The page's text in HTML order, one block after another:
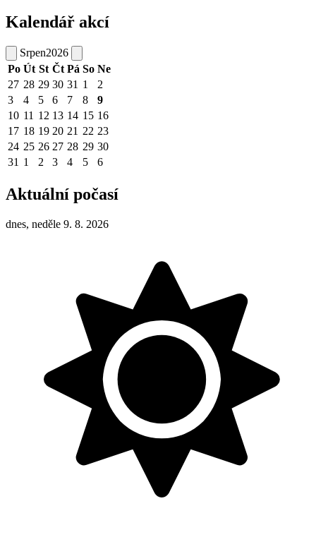
Kalendář akcí
Srpen2026
Po Út St Čt Pá So Ne
27 28 29 30 31 1
2
3
4 5 6 7 8
9
10 11 12 13 14 15 16
17 18 19 20 21 22 23
24 25 26 27 28 29 30
31 1 2 3 4 5 6
Aktuální počasí
dnes, neděle 9. 8. 2026